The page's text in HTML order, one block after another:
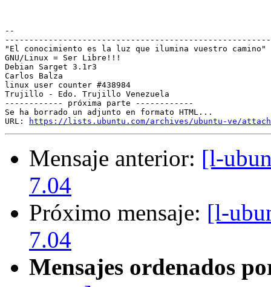
--
"El conocimiento es la luz que ilumina vuestro camino"
GNU/Linux = Ser Libre!!!
Debian Sarget 3.1r3
Carlos Balza
linux user counter #438984
Trujillo - Edo. Trujillo Venezuela
------------ próxima parte ------------
Se ha borrado un adjunto en formato HTML...
URL:
https://lists.ubuntu.com/archives/ubuntu-ve/
Mensaje anterior: [l-
7.04
Próximo mensaje: [l-
7.04
Mensajes ordenados